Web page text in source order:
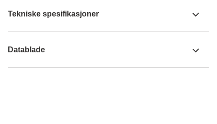
Tekniske spesifikasjoner
Datablade